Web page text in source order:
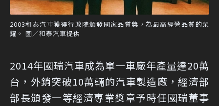
2003和泰汽車獲得行政院頒發國家品質獎，為最高經營品質的榮
耀。 圖／和泰汽車提供
2014年國瑞汽車成為單一車廠年產量達20萬
台，外銷突破10萬輛的汽車製造廠，經濟部
部長頒發一等經濟專業獎章予時任國瑞董事